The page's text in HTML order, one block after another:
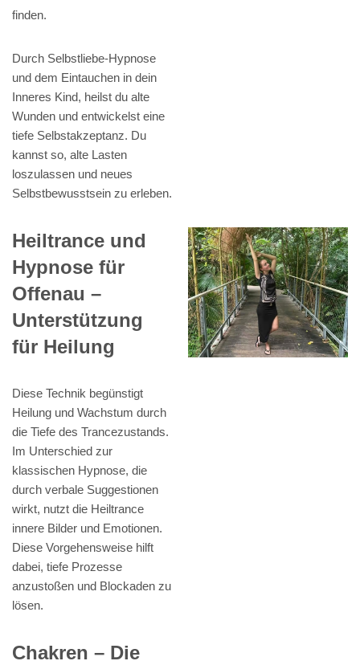
finden.
Durch Selbstliebe-Hypnose
und dem Eintauchen in dein
Inneres Kind, heilst du alte
Wunden und entwickelst eine
tiefe Selbstakzeptanz. Du
kannst so, alte Lasten
loszulassen und neues
Selbstbewusstsein zu erleben.
Heiltrance und
Hypnose für
Offenau –
Unterstützung
für Heilung
Diese Technik begünstigt
Heilung und Wachstum durch
die Tiefe des Trancezustands.
Im Unterschied zur
klassischen Hypnose, die
durch verbale Suggestionen
wirkt, nutzt die Heiltrance
innere Bilder und Emotionen.
Diese Vorgehensweise hilft
dabei, tiefe Prozesse
anzustoßen und Blockaden zu
lösen.
Chakren – Die